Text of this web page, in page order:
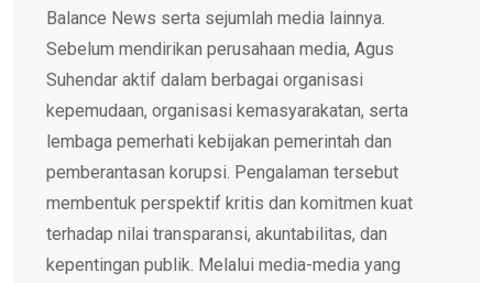
Balance News serta sejumlah media lainnya.
Sebelum mendirikan perusahaan media, Agus
Suhendar aktif dalam berbagai organisasi
kepemudaan, organisasi kemasyarakatan, serta
lembaga pemerhati kebijakan pemerintah dan
pemberantasan korupsi. Pengalaman tersebut
membentuk perspektif kritis dan komitmen kuat
terhadap nilai transparansi, akuntabilitas, dan
kepentingan publik. Melalui media-media yang